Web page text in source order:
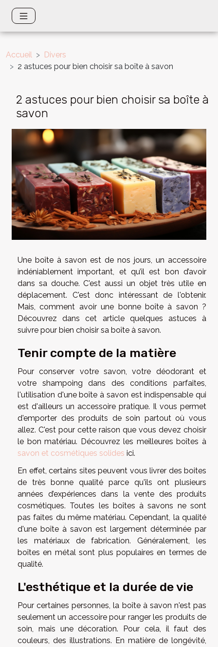
Accueil
Divers
2 astuces pour bien choisir sa boîte à savon
2 astuces pour bien choisir sa boîte à
savon
Une boîte à savon est de nos jours, un accessoire
indéniablement important, et qu’il est bon d’avoir
dans sa douche. C'est aussi un objet très utile en
déplacement. C'est donc intéressant de l'obtenir.
Mais, comment avoir une bonne boîte à savon ?
Découvrez dans cet article quelques astuces à
suivre pour bien choisir sa boîte à savon.
Tenir compte de la matière
Pour conserver votre savon, votre déodorant et
votre shampoing dans des conditions parfaites,
l'utilisation d'une boîte à savon est indispensable qui
est d'ailleurs un accessoire pratique. Il vous permet
d'emporter des produits de soin partout où vous
allez. C'est pour cette raison que vous devez choisir
le bon matériau. Découvrez les meilleures boîtes à
savon et cosmétiques solides ici.
En effet, certains sites peuvent vous livrer des boites
de très bonne qualité parce qu'ils ont plusieurs
années d’expériences dans la vente des produits
cosmétiques. Toutes les boîtes à savons ne sont
pas faites du même matériau. Cependant, la qualité
d'une boîte à savon est largement déterminée par
les matériaux de fabrication. Généralement, les
boîtes en métal sont plus populaires en termes de
qualité.
L'esthétique et la durée de vie
Pour certaines personnes, la boîte à savon n'est pas
seulement un accessoire pour ranger les produits de
soin, mais une décoration. Pour cela, il faut des
couleurs, des illustrations. En matière de longévité,